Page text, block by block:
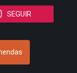
SEGUIR